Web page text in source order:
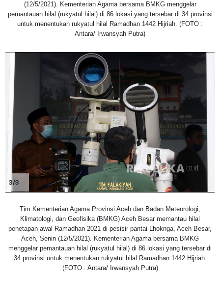
(12/5/2021). Kementerian Agama bersama BMKG menggelar
pemantauan hilal (rukyatul hilal) di 86 lokasi yang tersebar di 34 provinsi
untuk menentukan rukyatul hilal Ramadhan 1442 Hijriah. (FOTO :
Antara/ Irwansyah Putra)
3/3
Tim Kementerian Agama Provinsi Aceh dan Badan Meteorologi,
Klimatologi, dan Geofisika (BMKG) Aceh Besar memantau hilal
penetapan awal Ramadhan 2021 di pesisir pantai Lhoknga, Aceh Besar,
Aceh, Senin (12/5/2021). Kementerian Agama bersama BMKG
menggelar pemantauan hilal (rukyatul hilal) di 86 lokasi yang tersebar di
34 provinsi untuk menentukan rukyatul hilal Ramadhan 1442 Hijriah.
(FOTO : Antara/ Irwansyah Putra)